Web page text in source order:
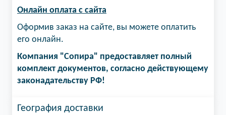
Онлайн оплата с сайта
Оформив заказ на сайте, вы можете оплатить
его онлайн.
Компания "Сопира" предоставляет полный
комплект документов, согласно действующему
законадательству РФ!
География доставки